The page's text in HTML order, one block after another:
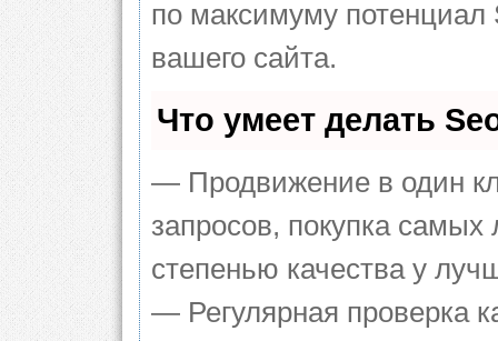
по максимуму
вашего сайта.
Что умеет делать
— Продвижение в один
запросов, покупка
степенью качества у
— Регулярная проверка